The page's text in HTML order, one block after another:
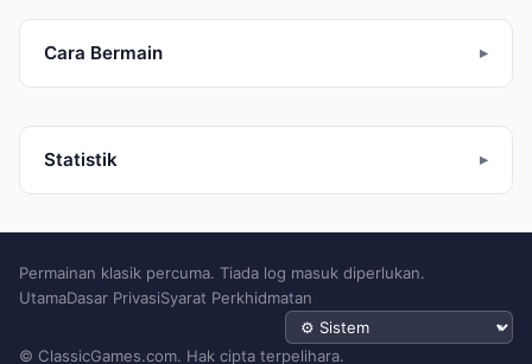
Cara Bermain
Statistik
Permainan klasik percuma. Tiada log masuk diperlukan.
UtamaDasar PrivasiSyarat Perkhidmatan
Tema
© ClassicGames.com. Hak cipta terpelihara.